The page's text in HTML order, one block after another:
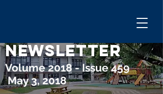
NEWSLETTER
Volume 2018 - Issue 459
May 3, 2018